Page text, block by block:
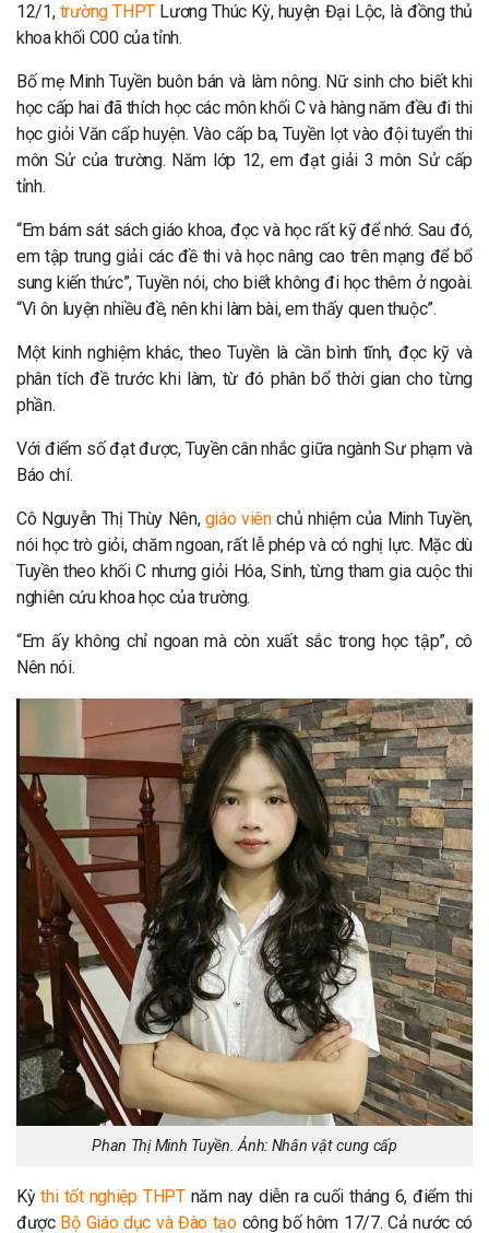
12/1,trường THPT Lương Thúc Kỳ, huyện Đại Lộc, là đồng thủ
khoa khối C00 của tỉnh.
Bố mẹ Minh Tuyền buôn bán và làm nông. Nữ sinh cho biết khi
học cấp hai đã thích học các môn khối C và hàng năm đều đi thi
học giỏi Văn cấp huyện. Vào cấp ba, Tuyền lọt vào đội tuyển thi
môn Sử của trường. Năm lớp 12, em đạt giải 3 môn Sử cấp
tỉnh.
“Em bám sát sách giáo khoa, đọc và học rất kỹ để nhớ. Sau đó,
em tập trung giải các đề thi và học nâng cao trên mạng để bổ
sung kiến thức”, Tuyền nói, cho biết không đi học thêm ở ngoài.
“Vì ôn luyện nhiều đề, nên khi làm bài, em thấy quen thuộc”.
Một kinh nghiệm khác, theo Tuyền là cần bình tĩnh, đọc kỹ và
phân tích đề trước khi làm, từ đó phân bổ thời gian cho từng
phần.
Với điểm số đạt được, Tuyền cân nhắc giữa ngành Sư phạm và
Báo chí.
Cô Nguyễn Thị Thùy Nên, giáo viênchủ nhiệm của Minh Tuyền,
nói học trò giỏi, chăm ngoan, rất lễ phép và có nghị lực. Mặc dù
Tuyền theo khối C nhưng giỏi Hóa, Sinh, từng tham gia cuộc thi
nghiên cứu khoa học của trường.
“Em ấy không chỉ ngoan mà còn xuất sắc trong học tập”, cô
Nên nói.
Phan Thị Minh Tuyền. Ảnh: Nhân vật cung cấp
Kỳthi tốt nghiệp THPTnăm nay diễn ra cuối tháng 6, điểm thi
được Bộ Giáo dục và Đào tạocông bố hôm 17/7. Cả nước có